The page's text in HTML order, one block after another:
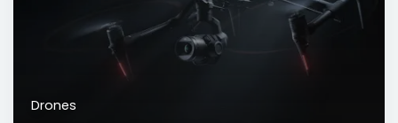
Drones